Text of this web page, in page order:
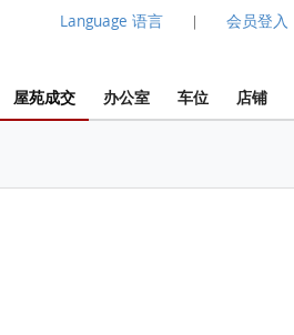
Language 语言 | 会员登入
屋苑成交 办公室 车位 店铺